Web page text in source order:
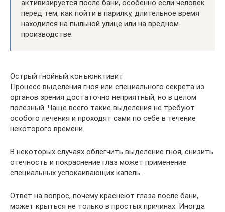
активизируется после бани, особенно если человек
перед тем, как пойти в парилку, длительное время
находился на пыльной улице или на вредном
производстве.
Острый гнойный конъюнктивит
Процесс выделения гноя или специального секрета из
органов зрения достаточно неприятный, но в целом
полезный. Чаще всего такие выделения не требуют
особого лечения и проходят сами по себе в течение
некоторого времени.
В некоторых случаях облегчить выделение гноя, снизить
отечность и покраснение глаз может применение
специальных успокаивающих капель.
Ответ на вопрос, почему краснеют глаза после бани,
может крыться не только в простых причинах. Иногда